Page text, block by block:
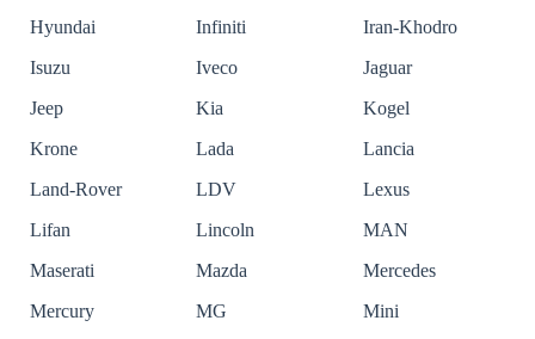
Hyundai
Infiniti
Iran-Khodro
Isuzu
Iveco
Jaguar
Jeep
Kia
Kogel
Krone
Lada
Lancia
Land-Rover
LDV
Lexus
Lifan
Lincoln
MAN
Maserati
Mazda
Mercedes
Mercury
MG
Mini